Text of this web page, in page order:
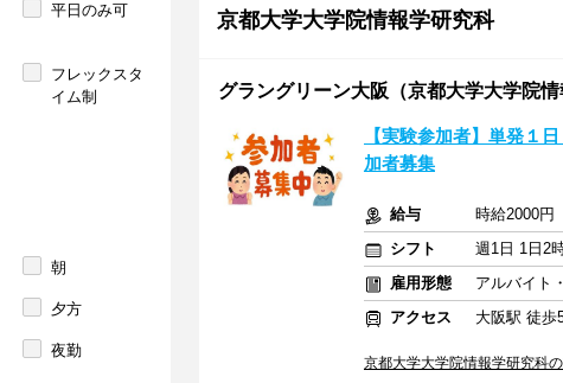
平日のみ可
フレックスタ
イム制
朝
夕方
夜勤
京都大学大学院情報学研究科
グラングリーン大阪（京都大学大学院情
【実験参加者】単発１
加者募集
給与
時給2000円
シフト
週1日 1日2
雇用形態
アルバイト
アクセス
大阪駅 徒歩
京都大学大学院情報学研究科